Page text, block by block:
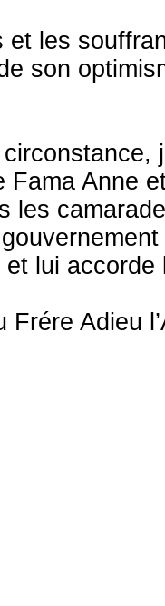
et les
son
Fama Anne
les
lui
Frére Adieu